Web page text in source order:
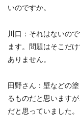
いのですか。
川口 ：それはないの
ます。問題はそこだ
ありません。
田野さん ：壁などの
るものだと思います
だと思っていました。